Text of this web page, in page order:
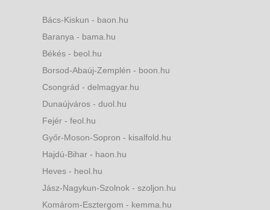
Bács-Kiskun - baon.hu
Baranya - bama.hu
Békés - beol.hu
Borsod-Abaúj-Zemplén - boon.hu
Csongrád - delmagyar.hu
Dunaújváros - duol.hu
Fejér - feol.hu
Győr-Moson-Sopron - kisalfold.hu
Hajdú-Bihar - haon.hu
Heves - heol.hu
Jász-Nagykun-Szolnok - szoljon.hu
Komárom-Esztergom - kemma.hu